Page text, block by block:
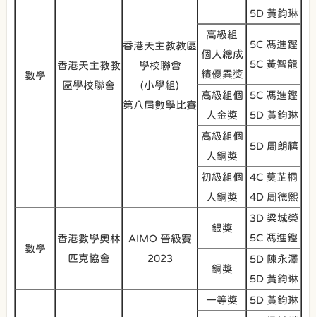
數學
香港天主教教
區學校聯會
香港天主教教區
學校聯會
(小學組)
第八屆數學比賽
5D 黃鈞琳
高級組
個人總成
績優異奬
5C 馮進鏗
5C 黃智龍
高級組個
人金奬
5C 馮進鏗
5D 黃鈞琳
高級組個
人銅奬
5D 周朗禧
初級組個
人銅奬
4C 莫芷桐
4D 周德熙
數學
香港數學奧林
匹克協會
AIMO 晉級賽
2023
銀獎
3D 梁城榮
5C 馮進鏗
銅獎
5D 陳永澤
5D 黃鈞琳
一等獎 5D 黃鈞琳